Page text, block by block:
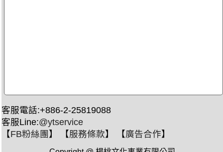
客服電話:+886-2-25819088
客服Line:@ytservice
【FB粉絲團 】 【服務條款】 【廣告合作】